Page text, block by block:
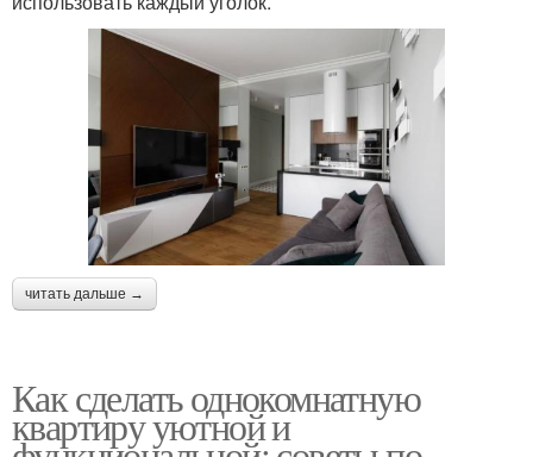
читать дальше →
Как сделать однокомнатную
квартиру уютной и